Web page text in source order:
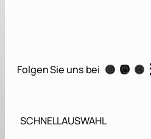
n
i
Folgen Sie uns bei Instagram Mastodon Threads
SCHNELLAUSWAHL